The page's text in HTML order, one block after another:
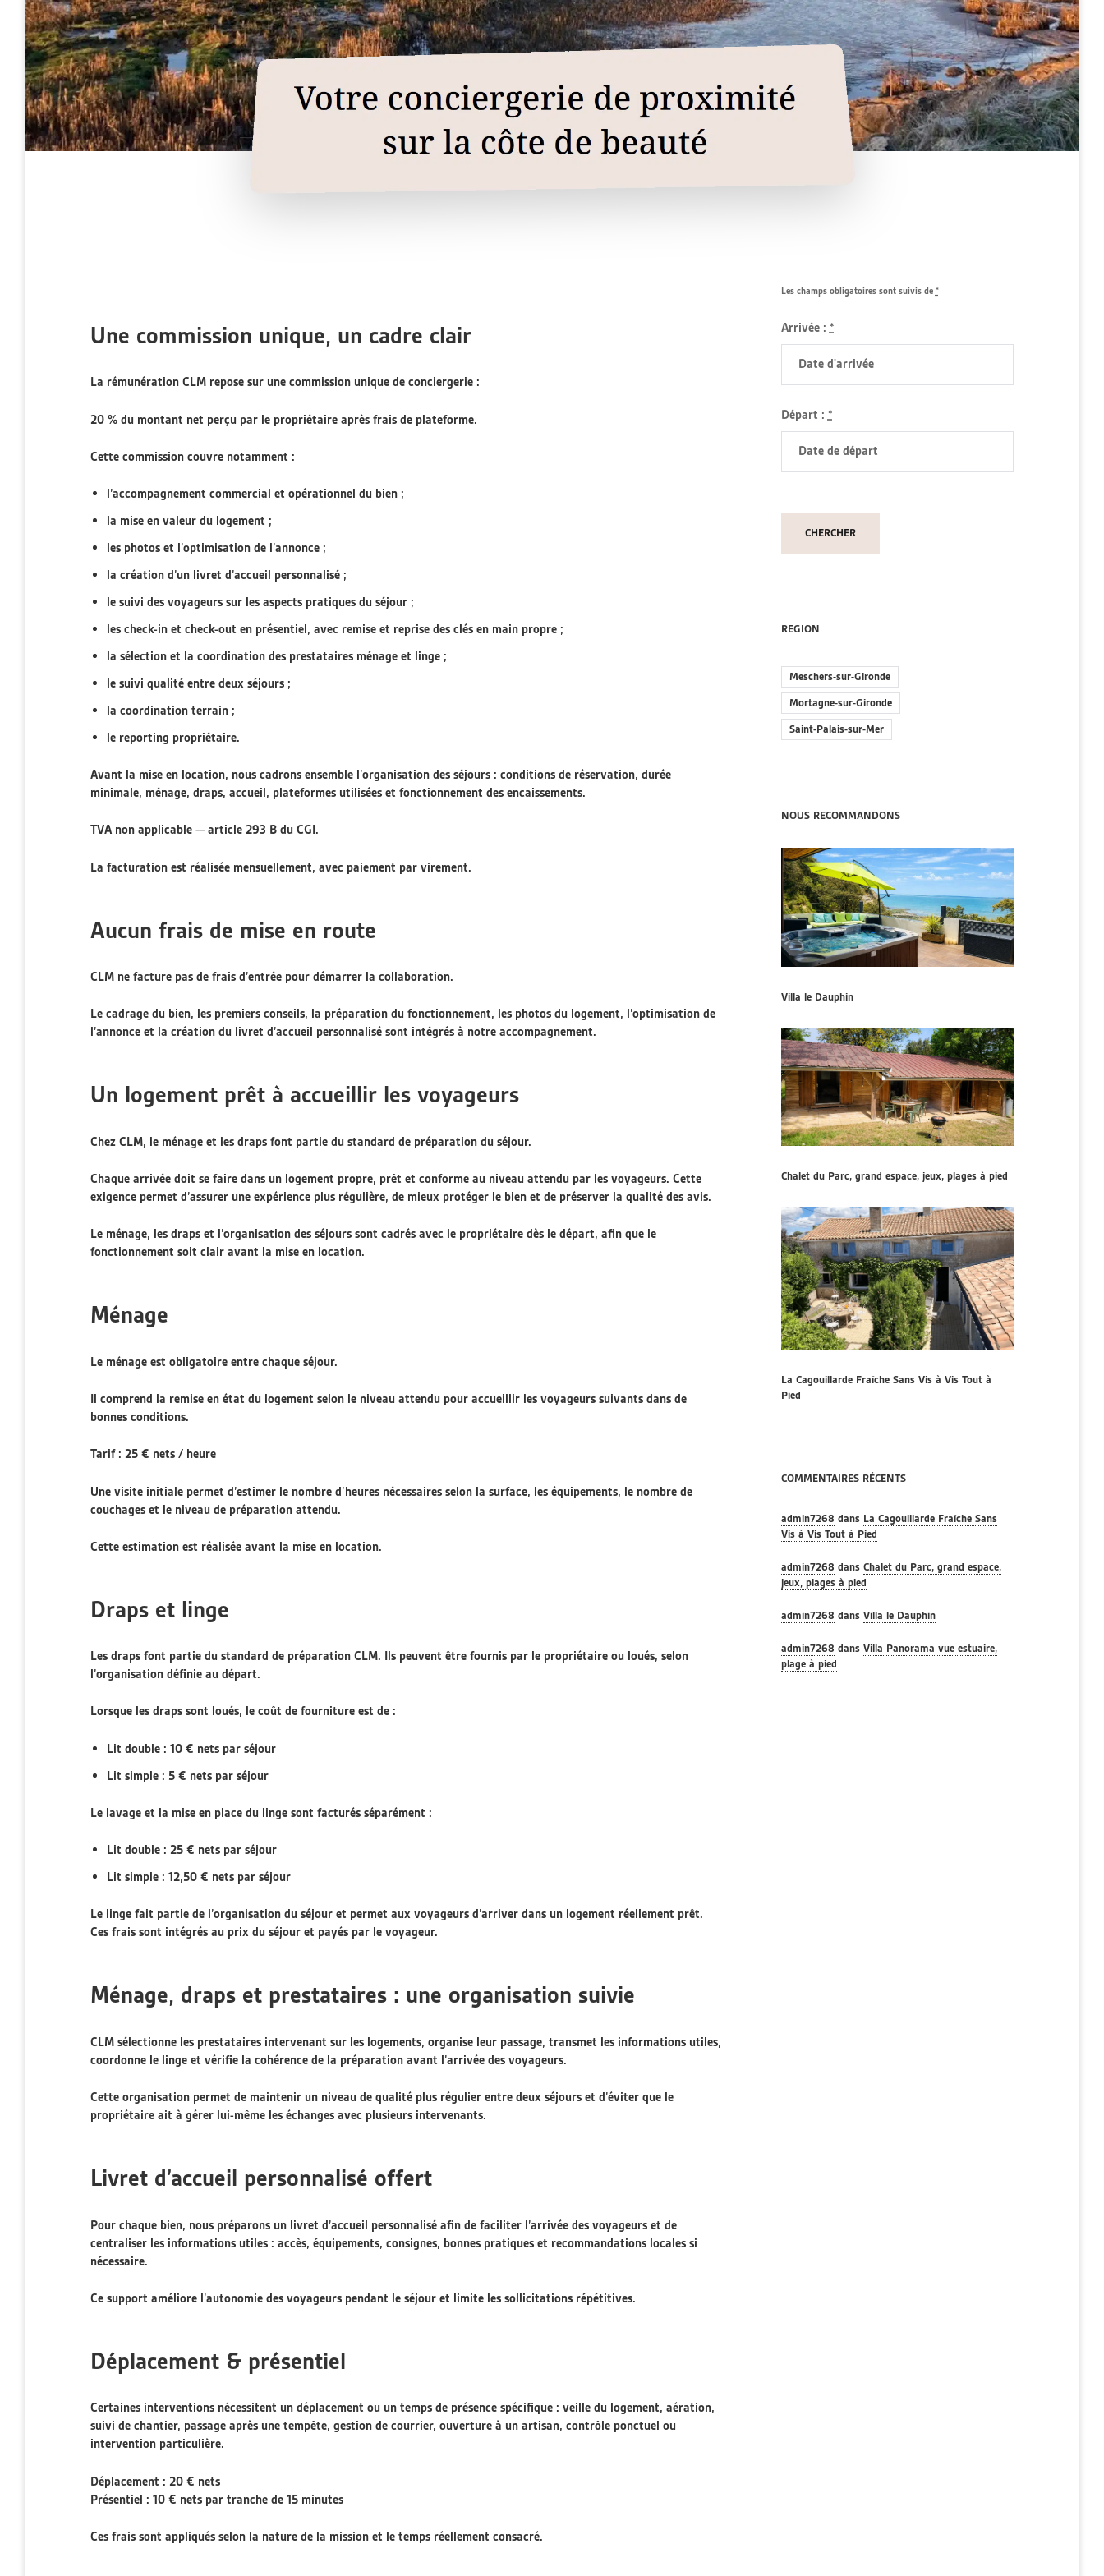
Une commission unique, un cadre clair
La rémunération CLM repose sur une commission unique de conciergerie :
20 % du montant net perçu par le propriétaire après frais de plateforme.
Cette commission couvre notamment :
l’accompagnement commercial et opérationnel du bien ;
la mise en valeur du logement ;
les photos et l’optimisation de l’annonce ;
la création d’un livret d’accueil personnalisé ;
le suivi des voyageurs sur les aspects pratiques du séjour ;
les check-in et check-out en présentiel, avec remise et reprise des clés en main propre ;
la sélection et la coordination des prestataires ménage et linge ;
le suivi qualité entre deux séjours ;
la coordination terrain ;
le reporting propriétaire.
Avant la mise en location, nous cadrons ensemble l’organisation des séjours : conditions de réservation, durée
minimale, ménage, draps, accueil, plateformes utilisées et fonctionnement des encaissements.
TVA non applicable — article 293 B du CGI.
La facturation est réalisée mensuellement, avec paiement par virement.
Aucun frais de mise en route
CLM ne facture pas de frais d’entrée pour démarrer la collaboration.
Le cadrage du bien, les premiers conseils, la préparation du fonctionnement, les photos du logement, l’optimisation de
l’annonce et la création du livret d’accueil personnalisé sont intégrés à notre accompagnement.
Un logement prêt à accueillir les voyageurs
Chez CLM, le ménage et les draps font partie du standard de préparation du séjour.
Chaque arrivée doit se faire dans un logement propre, prêt et conforme au niveau attendu par les voyageurs. Cette
exigence permet d’assurer une expérience plus régulière, de mieux protéger le bien et de préserver la qualité des avis.
Le ménage, les draps et l’organisation des séjours sont cadrés avec le propriétaire dès le départ, afin que le
fonctionnement soit clair avant la mise en location.
Ménage
Le ménage est obligatoire entre chaque séjour.
Il comprend la remise en état du logement selon le niveau attendu pour accueillir les voyageurs suivants dans de
bonnes conditions.
Tarif : 25 € nets / heure
Une visite initiale permet d’estimer le nombre d’heures nécessaires selon la surface, les équipements, le nombre de
couchages et le niveau de préparation attendu.
Cette estimation est réalisée avant la mise en location.
Draps et linge
Les draps font partie du standard de préparation CLM. Ils peuvent être fournis par le propriétaire ou loués, selon
l’organisation définie au départ.
Lorsque les draps sont loués, le coût de fourniture est de :
Lit double : 10 € nets par séjour
Lit simple : 5 € nets par séjour
Le lavage et la mise en place du linge sont facturés séparément :
Lit double : 25 € nets par séjour
Lit simple : 12,50 € nets par séjour
Le linge fait partie de l’organisation du séjour et permet aux voyageurs d’arriver dans un logement réellement prêt.
Ces frais sont intégrés au prix du séjour et payés par le voyageur.
Ménage, draps et prestataires : une organisation suivie
CLM sélectionne les prestataires intervenant sur les logements, organise leur passage, transmet les informations utiles,
coordonne le linge et vérifie la cohérence de la préparation avant l’arrivée des voyageurs.
Cette organisation permet de maintenir un niveau de qualité plus régulier entre deux séjours et d’éviter que le
propriétaire ait à gérer lui-même les échanges avec plusieurs intervenants.
Livret d’accueil personnalisé offert
Pour chaque bien, nous préparons un livret d’accueil personnalisé afin de faciliter l’arrivée des voyageurs et de
centraliser les informations utiles : accès, équipements, consignes, bonnes pratiques et recommandations locales si
nécessaire.
Ce support améliore l’autonomie des voyageurs pendant le séjour et limite les sollicitations répétitives.
Déplacement & présentiel
Certaines interventions nécessitent un déplacement ou un temps de présence spécifique : veille du logement, aération,
suivi de chantier, passage après une tempête, gestion de courrier, ouverture à un artisan, contrôle ponctuel ou
intervention particulière.
Déplacement : 20 € nets
Présentiel : 10 € nets par tranche de 15 minutes
Ces frais sont appliqués selon la nature de la mission et le temps réellement consacré.
Les champs obligatoires sont suivis de *
Arrivée : *
Départ : *
REGION
Meschers-sur-Gironde
Mortagne-sur-Gironde
Saint-Palais-sur-Mer
NOUS RECOMMANDONS
Villa le Dauphin
Chalet du Parc, grand espace, jeux, plages à pied
La Cagouillarde Fraîche Sans Vis à Vis Tout à
Pied
COMMENTAIRES RÉCENTS
admin7268 dans La Cagouillarde Fraîche Sans
Vis à Vis Tout à Pied
admin7268 dans Chalet du Parc, grand espace,
jeux, plages à pied
admin7268 dans Villa le Dauphin
admin7268 dans Villa Panorama vue estuaire,
plage à pied